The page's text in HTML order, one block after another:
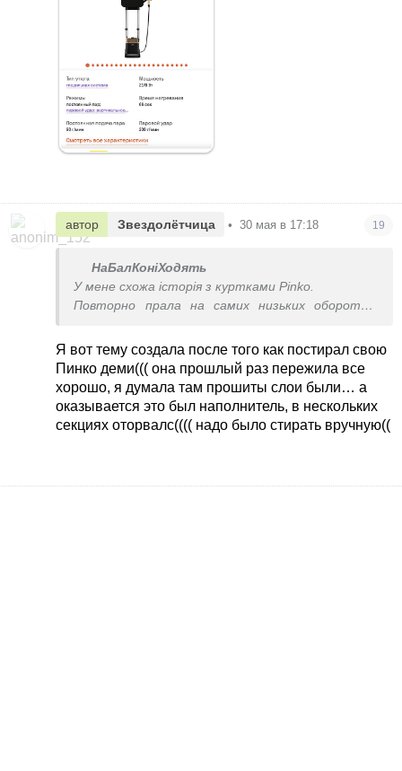
автор Звездолётчица • 30 мая в 17:18 19
НаБалКоніХодять
У мене схожа історія з куртками Pinko.
Повторно прала на самих низьких оборотах,
делікатному режимі та під фільм розправляла
наповнювач руками. Звісно що не такі як нові з
магазину, але виглядають нормально.
Я вот тему создала после того как постирал свою
Пинко деми((( она прошлый раз пережила все
хорошо, я думала там прошиты слои были… а
оказывается это был наполнитель, в нескольких
секциях оторвалс(((( надо было стирать вручную((